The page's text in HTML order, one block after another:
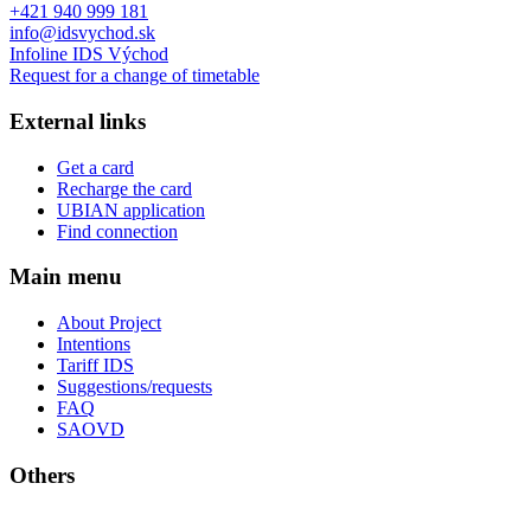
+421 940 999 181
info@idsvychod.sk
Infoline IDS Východ
Request for a change of timetable
External links
Get a card
Recharge the card
UBIAN application
Find connection
Main menu
About Project
Intentions
Tariff IDS
Suggestions/requests
FAQ
SAOVD
Others